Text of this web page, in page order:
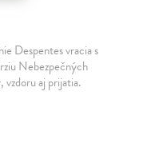
Despentes vracia s
Nebezpečných
vzdoru aj prijatia.